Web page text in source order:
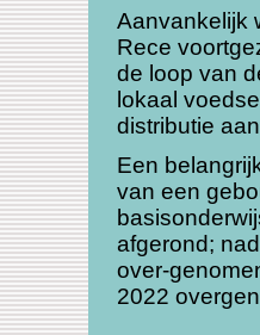
Aanvankelijk
Rece
de loop van
lokaal
distributie
Een
van een
afgerond;
over-
2022